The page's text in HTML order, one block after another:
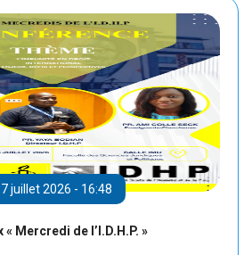
juillet 2026 - 16:48
Mercredi de l’I.D.H.P. »